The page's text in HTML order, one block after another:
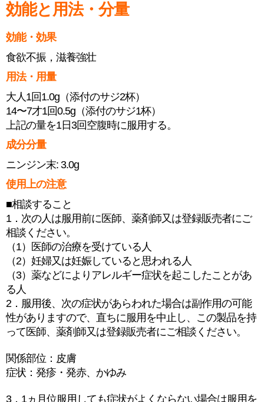
効能と用法・分量
効能・効果
食欲不振，滋養強壮
用法・用量
大人1回1.0g（添付のサジ2杯）
14〜7才1回0.5g（添付のサジ1杯）
上記の量を1日3回空腹時に服用する。
成分分量
ニンジン末: 3.0g
使用上の注意
■相談すること
1．次の人は服用前に医師、薬剤師又は登録販売者にご
相談ください。
（1）医師の治療を受けている人
（2）妊婦又は妊娠していると思われる人
（3）薬などによりアレルギー症状を起こしたことがあ
る人
2．服用後、次の症状があらわれた場合は副作用の可能
性がありますので、直ちに服用を中止し、この製品を持
って医師、薬剤師又は登録販売者にご相談ください。
関係部位：皮膚
症状：発疹・発赤、かゆみ
3．1ヵ月位服用しても症状がよくならない場合は服用を